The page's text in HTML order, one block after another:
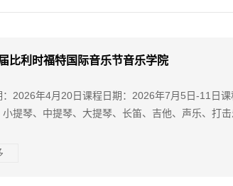
比利时福特国际音乐节音乐学院
：2026年4月20日课程日期：2026年7月5日-11日
提琴、中提琴、大提琴、长笛、吉他、声乐、打击